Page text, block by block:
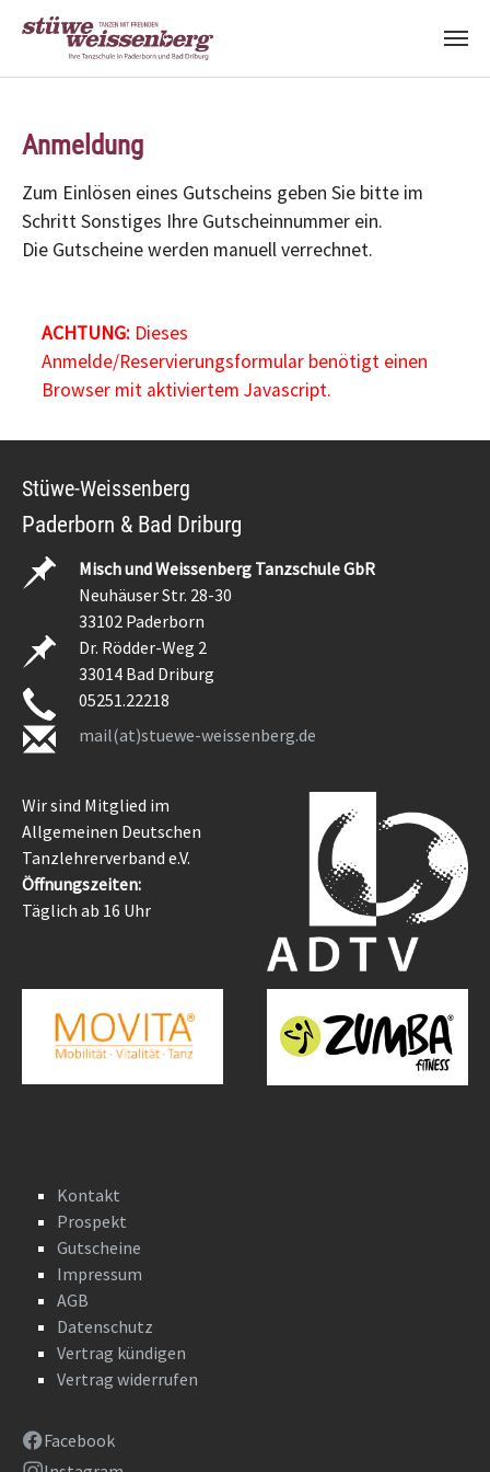
Anmeldung
Zum Einlösen eines Gutscheins geben Sie bitte im
Schritt Sonstiges Ihre Gutscheinnummer ein.
Die Gutscheine werden manuell verrechnet.
ACHTUNG:Dieses
Anmelde/Reservierungsformular benötigt einen
Browser mit aktiviertem Javascript.
Stüwe-Weissenberg
Paderborn & Bad Driburg
Misch und Weissenberg Tanzschule GbR
Neuhäuser Str. 28-30
33102 Paderborn
Dr. Rödder-Weg 2
33014 Bad Driburg
05251.22218
mail(at)stuewe-weissenberg.de
Wir sind Mitglied im
Allgemeinen Deutschen
Tanzlehrerverband e.V.
Öffnungszeiten:
Täglich ab 16 Uhr
Kontakt
Prospekt
Gutscheine
Impressum
AGB
Datenschutz
Vertrag kündigen
Vertrag widerrufen
Facebook